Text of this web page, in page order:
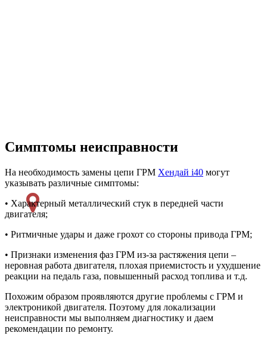
Симптомы неисправности
На необходимость замены цепи ГРМ Хендай i40 могут
указывать различные симптомы:
• Характерный металлический стук в передней части
двигателя;
• Ритмичные удары и даже грохот со стороны привода ГРМ;
• Признаки изменения фаз ГРМ из-за растяжения цепи –
неровная работа двигателя, плохая приемистость и ухудшение
реакции на педаль газа, повышенный расход топлива и т.д.
Похожим образом проявляются другие проблемы с ГРМ и
электроникой двигателя. Поэтому для локализации
неисправности мы выполняем диагностику и даем
рекомендации по ремонту.